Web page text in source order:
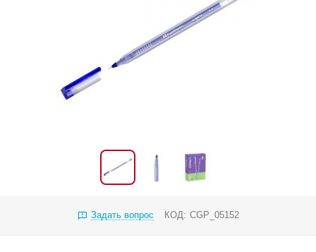
Задать вопрос КОД: CGP_05152